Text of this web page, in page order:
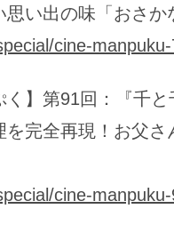
い出の味「おさか
cine-
く】第91回：『千
完全再現！お父さ
cine-